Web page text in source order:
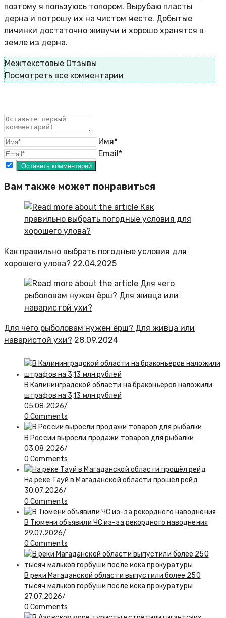
поэтому я пользуюсь топором. Вырубаю пласты
дерна и потрошу их на чистом месте. Добытые
личинки достаточно живучи и хорошо хранятся в
земле из дерна.
Межтекстовые Отзывы
Посмотреть все комментарии
Имя*
Email*
Вам также может понравиться
Как правильно выбрать погодные условия для
хорошего улова? 22.04.2025
Для чего рыболовам нужен ёрш? Для живца или
наваристой ухи? 28.09.2024
В Калининградской области на браконьеров наложили
штрафов на 3,13 млн рублей
05.08.2026/
0 Comments
В России выросли продажи товаров для рыбалки
03.08.2026/
0 Comments
На реке Тауй в Магаданской области прошёл рейд
30.07.2026/
0 Comments
В Тюмени объявили ЧС из-за рекордного наводнения
29.07.2026/
0 Comments
В реки Магаданской области выпустили более 250
тысяч мальков горбуши после иска прокуратуры
27.07.2026/
0 Comments